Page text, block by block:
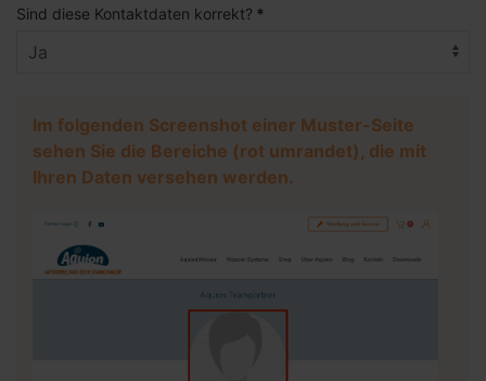
Sind diese Kontaktdaten korrekt? *
Im folgenden Screenshot einer Muster-Seite
sehen Sie die Bereiche (rot umrandet), die mit
Ihren Daten versehen werden.